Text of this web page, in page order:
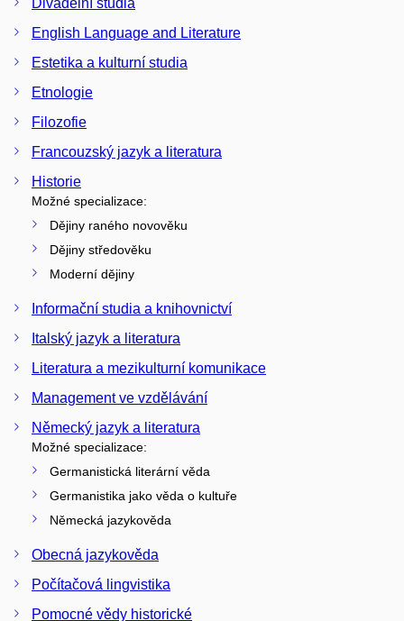
English Language and Literature
Estetika a kulturní studia
Etnologie
Filozofie
Francouzský jazyk a literatura
Historie
Možné specializace:
Dějiny raného novověku
Dějiny středověku
Moderní dějiny
Informační studia a knihovnictví
Italský jazyk a literatura
Literatura a mezikulturní komunikace
Management ve vzdělávání
Německý jazyk a literatura
Možné specializace:
Germanistická literární věda
Germanistika jako věda o kultuře
Německá jazykověda
Obecná jazykověda
Počítačová lingvistika
Pomocné vědy historické